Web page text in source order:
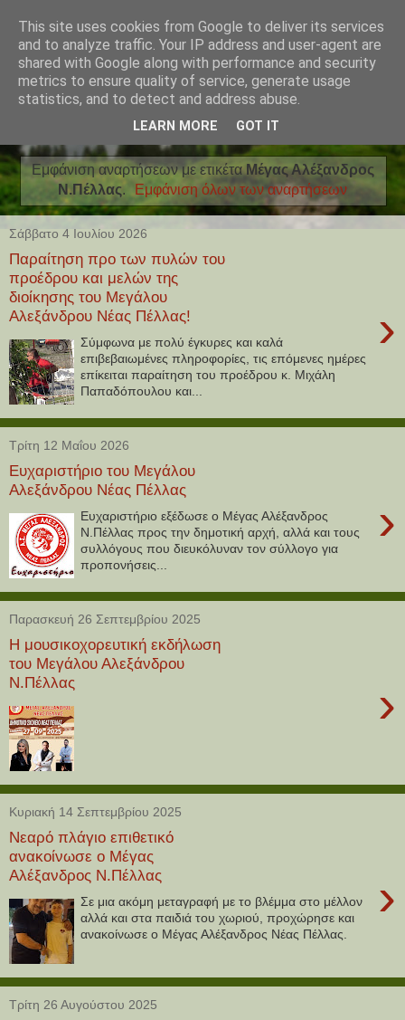
Εμφάνιση αναρτήσεων με ετικέτα Μέγας Αλέξανδρος
Ν.Πέλλας. Εμφάνιση όλων των αναρτήσεων
Σάββατο 4 Ιουλίου 2026
Παραίτηση προ των πυλών του
προέδρου και μελών της
διοίκησης του Μεγάλου
Αλεξάνδρου Νέας Πέλλας!
›
Σύμφωνα με πολύ έγκυρες και καλά
επιβεβαιωμένες πληροφορίες, τις επόμενες ημέρες
επίκειται παραίτηση του προέδρου κ. Μιχάλη
Παπαδόπουλου και...
Τρίτη 12 Μαΐου 2026
Ευχαριστήριο του Μεγάλου
Αλεξάνδρου Νέας Πέλλας
›
Ευχαριστήριο εξέδωσε ο Μέγας Αλέξανδρος
Ν.Πέλλας προς την δημοτική αρχή, αλλά και τους
συλλόγους που διευκόλυναν τον σύλλογο για
προπονήσεις...
Παρασκευή 26 Σεπτεμβρίου 2025
Η μουσικοχορευτική εκδήλωση
του Μεγάλου Αλεξάνδρου
Ν.Πέλλας
›
Κυριακή 14 Σεπτεμβρίου 2025
Νεαρό πλάγιο επιθετικό
ανακοίνωσε ο Μέγας
Αλέξανδρος Ν.Πέλλας
›
Σε μια ακόμη μεταγραφή με το βλέμμα στο μέλλον
αλλά και στα παιδιά του χωριού, προχώρησε και
ανακοίνωσε ο Μέγας Αλέξανδρος Νέας Πέλλας.
Τρίτη 26 Αυγούστου 2025
This site uses cookies from Google to deliver its services
and to analyze traffic. Your IP address and user-agent are
shared with Google along with performance and security
metrics to ensure quality of service, generate usage
statistics, and to detect and address abuse.
LEARN MORE GOT IT